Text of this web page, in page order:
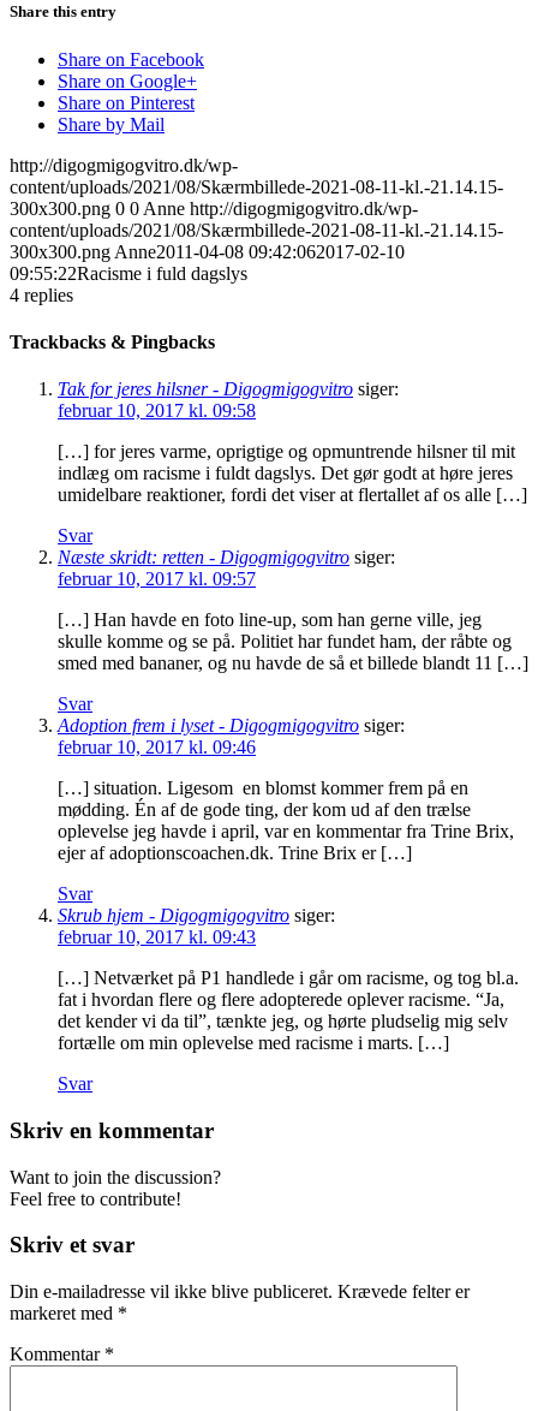
Share this entry
Share on Facebook
Share on Google+
Share on Pinterest
Share by Mail
http://digogmigogvitro.dk/wp-
content/uploads/2021/08/Skærmbillede-2021-08-11-kl.-21.14.15-
300x300.png 0 0 Anne http://digogmigogvitro.dk/wp-
content/uploads/2021/08/Skærmbillede-2021-08-11-kl.-21.14.15-
300x300.png Anne2011-04-08 09:42:062017-02-10
09:55:22Racisme i fuld dagslys
4 replies
Trackbacks & Pingbacks
Tak for jeres hilsner - Digogmigogvitro siger:
februar 10, 2017 kl. 09:58
[…] for jeres varme, oprigtige og opmuntrende hilsner til mit
indlæg om racisme i fuldt dagslys. Det gør godt at høre jeres
umidelbare reaktioner, fordi det viser at flertallet af os alle […]
Svar
Næste skridt: retten - Digogmigogvitro siger:
februar 10, 2017 kl. 09:57
[…] Han havde en foto line-up, som han gerne ville, jeg
skulle komme og se på. Politiet har fundet ham, der råbte og
smed med bananer, og nu havde de så et billede blandt 11 […]
Svar
Adoption frem i lyset - Digogmigogvitro siger:
februar 10, 2017 kl. 09:46
[…] situation. Ligesom en blomst kommer frem på en
mødding. Én af de gode ting, der kom ud af den trælse
oplevelse jeg havde i april, var en kommentar fra Trine Brix,
ejer af adoptionscoachen.dk. Trine Brix er […]
Svar
Skrub hjem - Digogmigogvitro siger:
februar 10, 2017 kl. 09:43
[…] Netværket på P1 handlede i går om racisme, og tog bl.a.
fat i hvordan flere og flere adopterede oplever racisme. “Ja,
det kender vi da til”, tænkte jeg, og hørte pludselig mig selv
fortælle om min oplevelse med racisme i marts. […]
Svar
Skriv en kommentar
Want to join the discussion?
Feel free to contribute!
Skriv et svar
Din e-mailadresse vil ikke blive publiceret. Krævede felter er
markeret med *
Kommentar *